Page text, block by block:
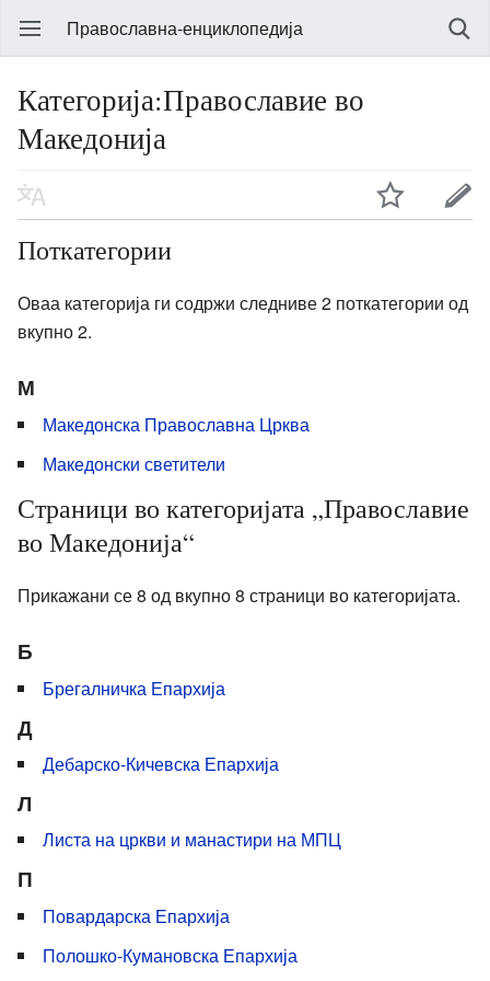
Православна-енциклопедија
Категорија:Православие во
Македонија
Поткатегории
Оваа категорија ги содржи следниве 2 поткатегории од
вкупно 2.
М
Македонска Православна Црква
Македонски светители
Страници во категоријата „Православие
во Македонија“
Прикажани се 8 од вкупно 8 страници во категоријата.
Б
Брегалничка Епархија
Д
Дебарско-Кичевска Епархија
Л
Листа на цркви и манастири на МПЦ
П
Повардарска Епархија
Полошко-Кумановска Епархија